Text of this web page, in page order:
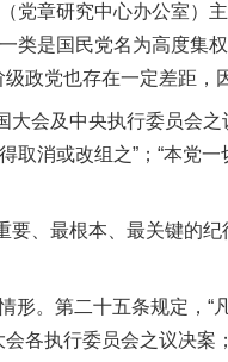
章研究中心办公室）
类是国民党名为高度集
政党也存在一定差距，
会及中央执行委员会之
取消或改组之”；“本党
、最根本、最关键的纪
。第二十五条规定，“
各执行委员会之议决案